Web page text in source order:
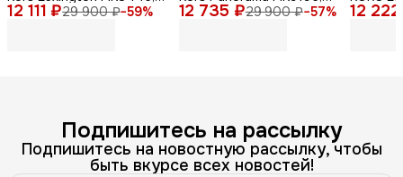
12 111 ₽29 900 ₽−59%
мужские, кварцевый
механизм, золотые
12 735 ₽29 900 ₽−57%
нержавеющая сталь,
серебристый
12
сталь
Подпишитесь на рассылку
Подпишитесь на новостную рассылку, чтобы
быть вкурсе всех новостей!